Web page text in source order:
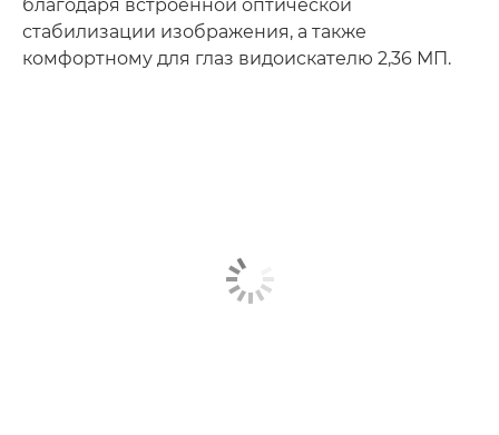
благодаря встроенной оптической
стабилизации изображения, а также
комфортному для глаз видоискателю 2,36 МП.